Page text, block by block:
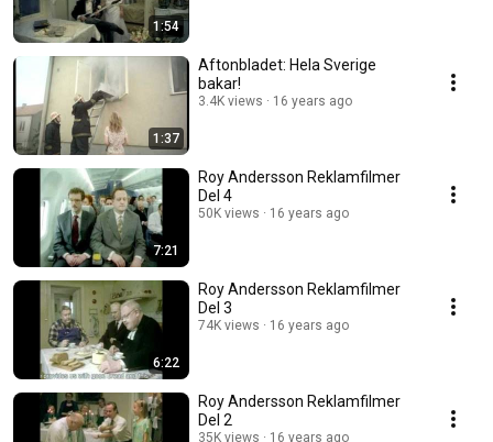
1:54
1:37
Aftonbladet: Hela Sverige
bakar!
3.4K views 16 years ago
7:21
Roy Andersson Reklamfilmer
Del 4
50K views 16 years ago
6:22
Roy Andersson Reklamfilmer
Del 3
74K views 16 years ago
Roy Andersson Reklamfilmer
Del 2
35K views 16 years ago